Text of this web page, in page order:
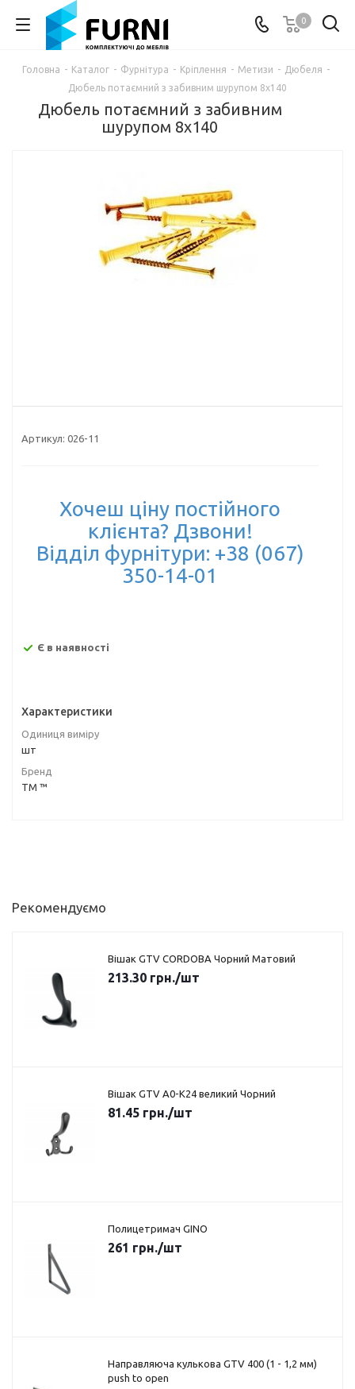
0
Головна - Каталог - Фурнітура - Кріплення - Метизи - Дюбеля -
Дюбель потаємний з забивним шурупом 8х140
Дюбель потаємний з забивним
шурупом 8х140
Артикул: 026-11
Хочеш ціну постійного
клієнта? Дзвони!
Відділ фурнітури: +38 (067)
350-14-01
Є в наявності
Характеристики
Одиниця виміру
шт
Бренд
ТМ ™
Рекомендуємо
Вішак GTV CORDOBA Чорний Матовий
213.30 грн./шт
Вішак GTV A0-K24 великий Чорний
81.45 грн./шт
Полицетримач GINO
261 грн./шт
Направляюча кулькова GTV 400 (1 - 1,2 мм)
push to open